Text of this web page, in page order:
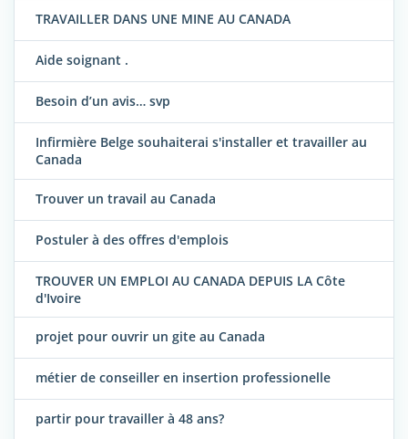
TRAVAILLER DANS UNE MINE AU CANADA
Aide soignant .
Besoin d’un avis… svp
Infirmière Belge souhaiterai s'installer et travailler au
Canada
Trouver un travail au Canada
Postuler à des offres d'emplois
TROUVER UN EMPLOI AU CANADA DEPUIS LA Côte
d'Ivoire
projet pour ouvrir un gite au Canada
métier de conseiller en insertion professionelle
partir pour travailler à 48 ans?